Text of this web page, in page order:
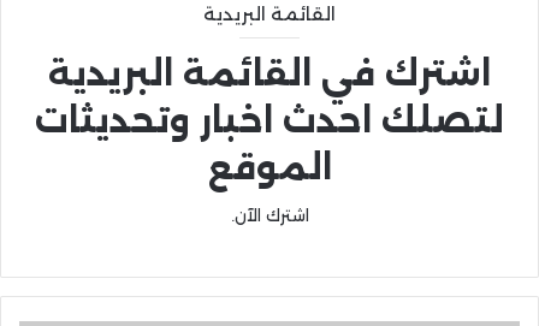
القائمة البريدية
اشترك في القائمة البريدية
لتصلك احدث اخبار وتحديثات
الموقع
اشترك الآن.